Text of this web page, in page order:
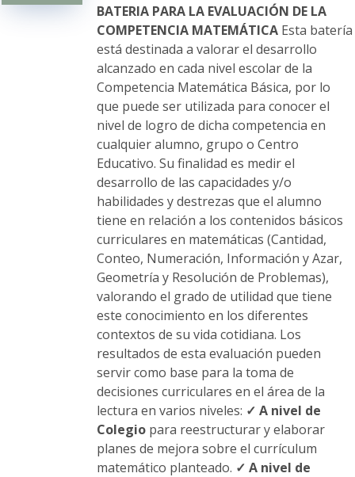
elegir
en
la
página
de
producto
BATERIA PARA LA EVALUACIÓN DE LA
COMPETENCIA MATEMÁTICAEsta batería
está destinada a valorar el desarrollo
alcanzado en cada nivel escolar de la
Competencia Matemática Básica, por lo
que puede ser utilizada para conocer el
nivel de logro de dicha competencia en
cualquier alumno, grupo o Centro
Educativo. Su finalidad es medir el
desarrollo de las capacidades y/o
habilidades y destrezas que el alumno
tiene en relación a los contenidos básicos
curriculares en matemáticas (Cantidad,
Conteo, Numeración, Información y Azar,
Geometría y Resolución de Problemas),
valorando el grado de utilidad que tiene
este conocimiento en los diferentes
contextos de su vida cotidiana. Los
resultados de esta evaluación pueden
servir como base para la toma de
decisiones curriculares en el área de la
lectura en varios niveles: ✓ A nivel de
Colegiopara reestructurar y elaborar
planes de mejora sobre el currículum
matemático planteado. ✓ A nivel de